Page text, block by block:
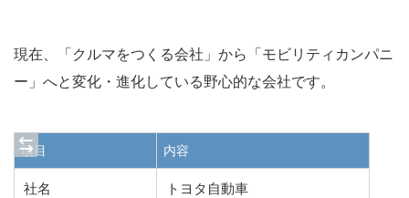
現在、「クルマをつくる会社」から「モビリティカンパニ
ー」へと変化・進化している野心的な会社です。
項目 内容
社名 トヨタ自動車